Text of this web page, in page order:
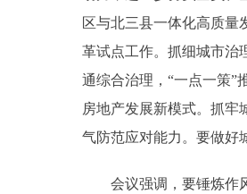
区与北三县一体化高质量
革试点工作。抓细城市治
通综合治理，“一点一策”
房地产发展新模式。抓牢
气防范应对能力。要做好
会议强调，要锤炼作风